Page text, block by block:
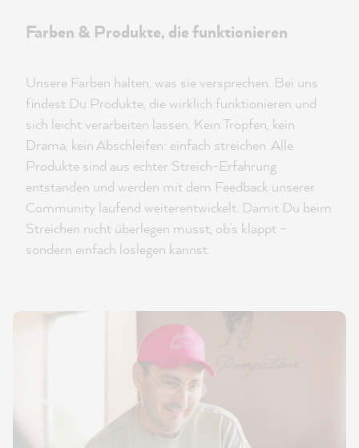
Farben & Produkte, die funktionieren
Unsere Farben halten, was sie versprechen. Bei uns
findest Du Produkte, die wirklich funktionieren und
sich leicht verarbeiten lassen. Kein Tropfen, kein
Drama, kein Abschleifen: einfach streichen. Alle
Produkte sind aus echter Streich-Erfahrung
entstanden und werden mit dem Feedback unserer
Community laufend weiterentwickelt. Damit Du beim
Streichen nicht überlegen musst, ob’s klappt –
sondern einfach loslegen kannst.